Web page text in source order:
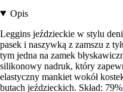
Opis
Leggins jeździeckie w stylu
pasek i naszywką z zamszu z
tym jedna na zamek
silikonowy nadruk, który
elastyczny mankiet wokół
butach jeździeckich. Skład: